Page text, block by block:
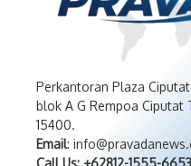
Perkantoran Plaza
blok A G Rempoa Ciputat
15400.
Email:
Call Us: +62812-1555-6653